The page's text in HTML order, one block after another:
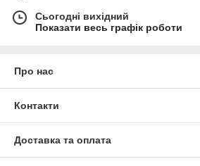
Сьогодні вихідний
Показати весь графік роботи
Про нас
Контакти
Доставка та оплата